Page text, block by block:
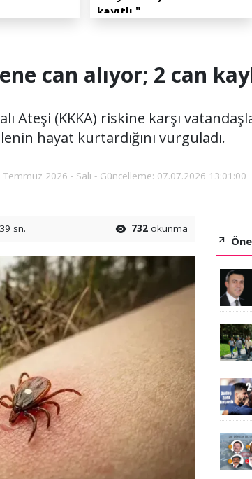
kayıtlı."
can alıyor; 2 can
Ateşi (KKKA) riskine karşı
hayat kurtardığını vurguladı.
Temmuz 2026 - Salı - Güncelleme: 07.07.2026 13:01:00
sn. 732 okunma